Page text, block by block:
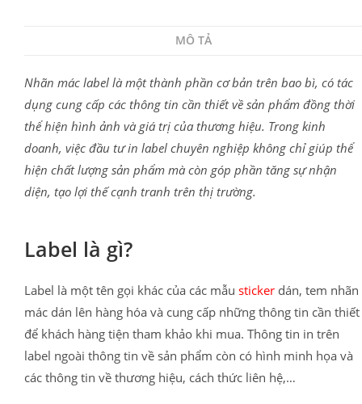
MÔ TẢ
Nhãn mác label là một thành phần cơ bản trên bao bì, có tác
dụng cung cấp các thông tin cần thiết về sản phẩm đồng thời
thể hiện hình ảnh và giá trị của thương hiệu. Trong kinh
doanh, việc đầu tư in label chuyên nghiệp không chỉ giúp thể
hiện chất lượng sản phẩm mà còn góp phần tăng sự nhận
diện, tạo lợi thế cạnh tranh trên thị trường.
Label là gì?
Label là một tên gọi khác của các mẫu sticker dán, tem nhãn
mác dán lên hàng hóa và cung cấp những thông tin cần thiết
để khách hàng tiện tham khảo khi mua. Thông tin in trên
label ngoài thông tin về sản phẩm còn có hình minh họa và
các thông tin về thương hiệu, cách thức liên hệ,…